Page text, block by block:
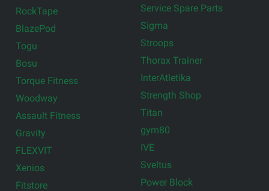
RockTape
BlazePod
Togu
Bosu
Torque Fitness
Woodway
Assault Fitness
Gravity
FLEXVIT
Xenios
Fitstore
Service Spare Parts
Sigma
Stroops
Thorax Trainer
InterAtletika
Strength Shop
Titan
gym80
IVE
Sveltus
Power Block